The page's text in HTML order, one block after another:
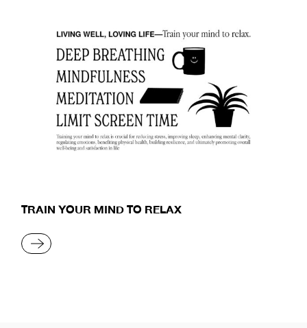
TRAIN YOUR MIND TO RELAX
READ MORE